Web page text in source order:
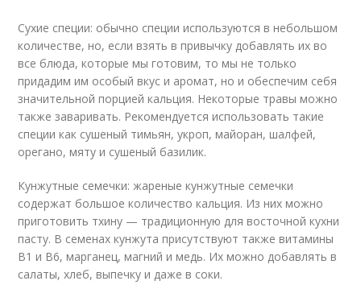
Сухие специи: обычно специи используются в небольшом
количестве, но, если взять в привычку добавлять их во
все блюда, которые мы готовим, то мы не только
придадим им особый вкус и аромат, но и обеспечим себя
значительной порцией кальция. Некоторые травы можно
также заваривать. Рекомендуется использовать такие
специи как сушеный тимьян, укроп, майоран, шалфей,
орегано, мяту и сушеный базилик.
Кунжутные семечки: жареные кунжутные семечки
содержат большое количество кальция. Из них можно
приготовить тхину — традиционную для восточной кухни
пасту. В семенах кунжута присутствуют также витамины
В1 и В6, марганец, магний и медь. Их можно добавлять в
салаты, хлеб, выпечку и даже в соки.